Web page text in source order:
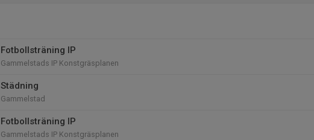
Fotbollsträning IP
Gammelstads IP Konstgräsplanen
Städning
Gammelstad
Fotbollsträning IP
Gammelstads IP Konstgräsplanen